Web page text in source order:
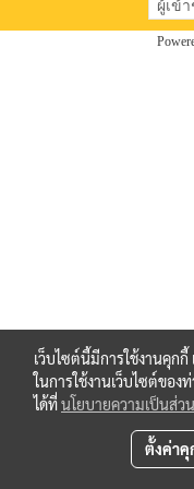
ผู้เข้
เว็บไซต์นี้มีการใช้งานคุ
ในการใช้งานเว็บไซต์ขอ
ได้ที่นโยบายความเป็นส่ว
ตั้งค่าคุ